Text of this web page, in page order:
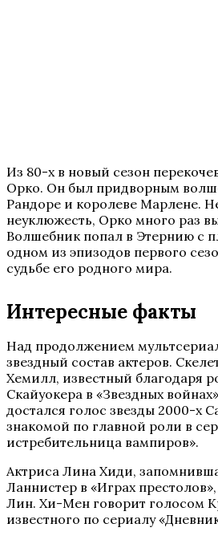
Из 80-х в новый сезон
Орко. Он был придворным
Рандоре и королеве Марлене.
неуклюжесть, Орко много раз
Волшебник попал в Этернию с
одном из эпизодов первого
судьбе его родного мира.
Интересные факты
Над продолжением
звездный состав актеров.
Хемилл, известный благодаря
Скайуокера в «Звездных
достался голос звезды 2000-х
знакомой по главной роли в
истребительница вампиров».
Актриса Лина Хиди,
Ланнистер в «Играх
Лин. Хи-Мен говорит голосом
известного по сериалу